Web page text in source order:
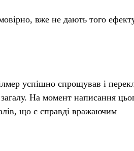
вже не дають того
успішно спрощував і
На момент написання
що є справді вражаючим